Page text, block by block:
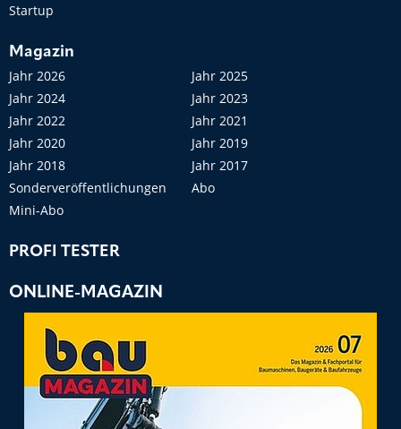
Startup
Magazin
Jahr 2026
Jahr 2025
Jahr 2024
Jahr 2023
Jahr 2022
Jahr 2021
Jahr 2020
Jahr 2019
Jahr 2018
Jahr 2017
Sonderveröffentlichungen
Abo
Mini-Abo
PROFI TESTER
ONLINE-MAGAZIN